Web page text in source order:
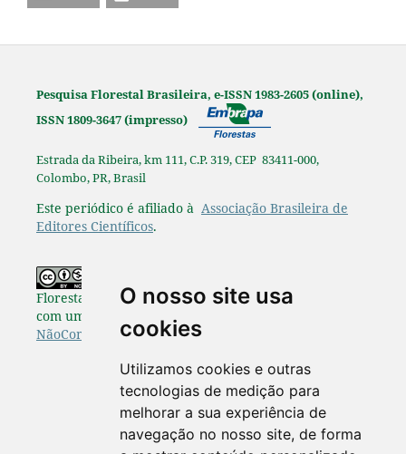
O nosso site usa
cookies
Utilizamos cookies e outras
tecnologias de medição para
melhorar a sua experiência de
navegação no nosso site, de forma
Pesquisa Florestal Brasileira, e-ISSN 1983-2605 (online),
ISSN 1809-3647 (impresso)
Estrada da Ribeira, km 111, C.P. 319, CEP 83411-000,
Colombo, PR, Brasil
Este periódico é afiliado à Associação Brasileira de
Editores Científicos.
Florestal Brasileira estão disponibilizados de acordo
com uma Licença
Creative Commons Atribuição-
NãoComercial-SemDerivações 4.0 Internacional